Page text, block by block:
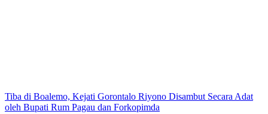
Tiba di Boalemo, Kejati Gorontalo Riyono Disambut Secara Adat
oleh Bupati Rum Pagau dan Forkopimda